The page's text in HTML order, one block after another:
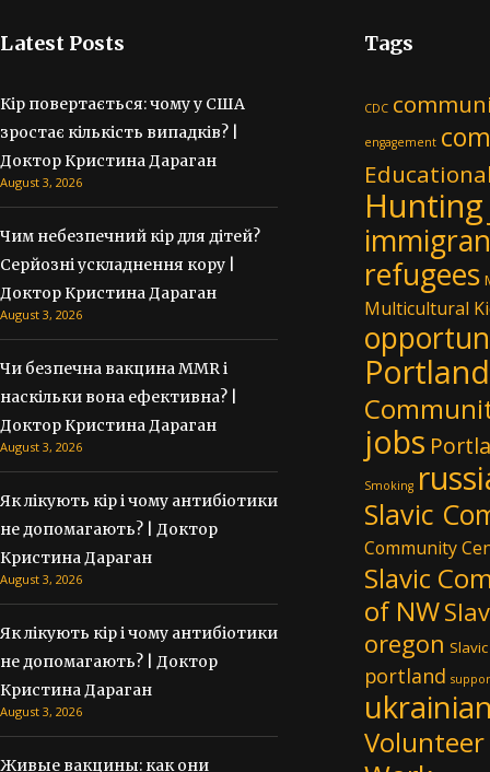
Latest Posts
Кір повертається: чому у США
зростає кількість випадків? |
Доктор Кристина Дараган
August 3, 2026
Чим небезпечний кір для дітей?
Серйозні ускладнення кору |
Доктор Кристина Дараган
August 3, 2026
Чи безпечна вакцина MMR і
наскільки вона ефективна? |
Доктор Кристина Дараган
August 3, 2026
Як лікують кір і чому антибіотики
не допомагають? | Доктор
Кристина Дараган
August 3, 2026
Як лікують кір і чому антибіотики
не допомагають? | Доктор
Кристина Дараган
August 3, 2026
Живые вакцины: как они
Tags
CDC
engagement
Hunting
refugees
Multicultural
Portland
jobs
Smoking
Slavic
Community
Slavic
of NW
oregon
portland